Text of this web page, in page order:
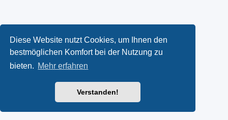
Diese Website nutzt Cookies, um Ihnen den
bestmöglichen Komfort bei der Nutzung zu
bieten. Mehr erfahren
Verstanden!